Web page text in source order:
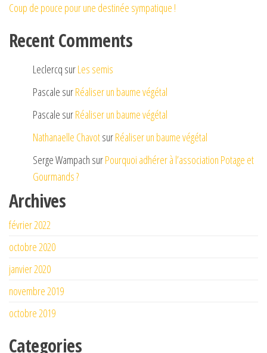
Coup de pouce pour une destinée sympatique !
Recent Comments
Leclercq surLes semis
Pascale surRéaliser un baume végétal
Pascale surRéaliser un baume végétal
Nathanaelle ChavotsurRéaliser un baume végétal
Serge Wampach surPourquoi adhérer à l’association Potage et
Gourmands ?
Archives
février 2022
octobre 2020
janvier 2020
novembre 2019
octobre 2019
Categories